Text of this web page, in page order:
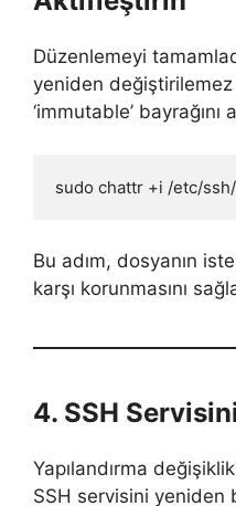
Düzenlemeyi
yeniden
‘immutable’
sudo chattr +i /etc/
Bu adım, dosyanın
karşı korunmasını
4. SSH
Yapılandırma
SSH servisini yeniden